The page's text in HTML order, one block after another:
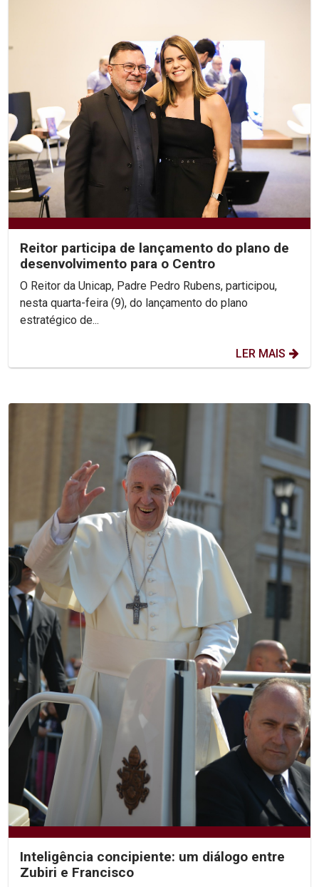
Reitor participa de lançamento do plano de
desenvolvimento para o Centro
O Reitor da Unicap, Padre Pedro Rubens, participou,
nesta quarta-feira (9), do lançamento do plano
estratégico de...
LER MAIS
Inteligência concipiente: um diálogo entre
Zubiri e Francisco